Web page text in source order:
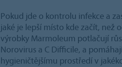
Pokud jde o kontrolu infekce a
jaké je lepší místo kde začít, než
výrobky Marmoleum potlačují
Norovirus a C Difficile, a
hygieničtějšímu prostředí v